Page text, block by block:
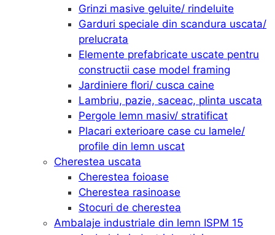
Grinzi masive geluite/ rindeluite
Garduri speciale din scandura uscata/
prelucrata
Elemente prefabricate uscate pentru
constructii case model framing
Jardiniere flori/ cusca caine
Lambriu, pazie, saceac, plinta uscata
Pergole lemn masiv/ stratificat
Placari exterioare case cu lamele/
profile din lemn uscat
Cherestea uscata
Cherestea foioase
Cherestea rasinoase
Stocuri de cherestea
Ambalaje industriale din lemn ISPM 15